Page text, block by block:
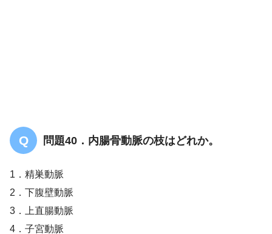
問題40．内腸骨動脈の枝はどれか。
1．精巣動脈
2．下腹壁動脈
3．上直腸動脈
4．子宮動脈